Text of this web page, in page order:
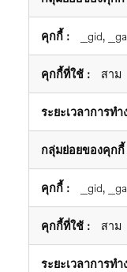
_gid, _ga
สาม
_gid, _ga
สาม